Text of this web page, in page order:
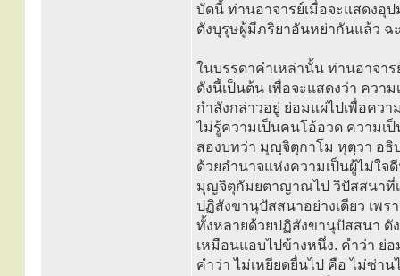
บัดนี้ ท่านอาจารย์เมื่อจะแสดงอุ
ดังบุรุษผู้มีภริยาอันหย่ากันแล้ว ฉ
ในบรรดาคำเหล่านั้น ท่านอาจา
ดังนี้เป็นต้น เพื่อจะแสดงว่า ความ
กำลังกล่าวอยู่ ย่อมแผ่ไปเพื่อควา
ไม่รู้ความเป็นคนโอ้อวด ความเ
สองบทว่า มุญฺจิตุกาโม หุตฺวา อธิ
ด้วยอำนาจแห่งความเป็นผู้ไม่ใจ
มุญจิตุกัมยตาญาณไป วิปัสสนาที่เ
ปฏิสังขานุปัสสนาอย่างเดียว เพร
ทั้งหลายด้วยปฏิสังขานุปัสสนา ดั
เหมือนแอบไปข้างหนึ่ง. คำว่า ย่
คำว่า ไม่เหยียดยื่นไป คือ ไม่ซ่า